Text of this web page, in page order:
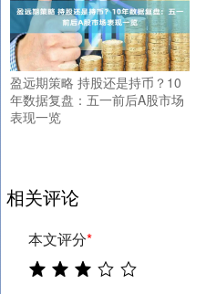
盈远期策略 持股还是持币？10
年数据复盘：五一前后A股市场
表现一览
相关评论
本文评分*